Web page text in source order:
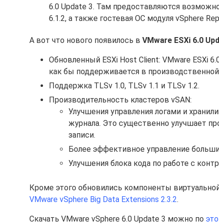
6.0 Update 3. Там предоставляются
6.1.2, а также гостевая ОС модуля vSphere
А вот что нового появилось в VMware ESXi 6.0
Обновленный ESXi Host Client: VMware ESXi
как бы поддерживается в
Поддержка TLSv 1.0, TLSv 1.1 и TLSv 1.2.
Производительность кластеров vSAN:
Улучшения управления логами и
журнала. Это существенно улучшает
записи.
Более эффективное управление
Улучшения блока кода по работе с
Кроме этого обновились компоненты
VMware vSphere Big Data Extensions 2.3.2.
Скачать VMware vSphere 6.0 Update 3 можно по